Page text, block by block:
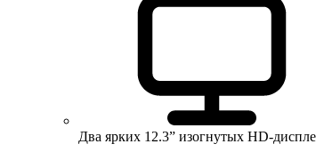
Два ярких 12.3” изогнутых HD-